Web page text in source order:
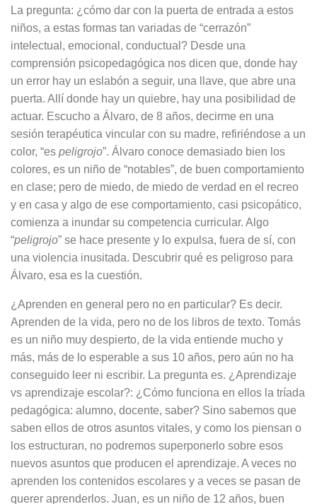
La pregunta: ¿cómo dar con la puerta de entrada a estos
niños, a estas formas tan variadas de “cerrazón”
intelectual, emocional, conductual? Desde una
comprensión psicopedagógica nos dicen que, donde hay
un error hay un eslabón a seguir, una llave, que abre una
puerta. Allí donde hay un quiebre, hay una posibilidad de
actuar. Escucho a Álvaro, de 8 años, decirme en una
sesión terapéutica vincular con su madre, refiriéndose a un
color, “es peligrojo”. Álvaro conoce demasiado bien los
colores, es un niño de “notables”, de buen comportamiento
en clase; pero de miedo, de miedo de verdad en el recreo
y en casa y algo de ese comportamiento, casi psicopático,
comienza a inundar su competencia curricular. Algo
“peligrojo” se hace presente y lo expulsa, fuera de sí, con
una violencia inusitada. Descubrir qué es peligroso para
Álvaro, esa es la cuestión.
¿Aprenden en general pero no en particular? Es decir.
Aprenden de la vida, pero no de los libros de texto. Tomás
es un niño muy despierto, de la vida entiende mucho y
más, más de lo esperable a sus 10 años, pero aún no ha
conseguido leer ni escribir. La pregunta es. ¿Aprendizaje
vs aprendizaje escolar?: ¿Cómo funciona en ellos la tríada
pedagógica: alumno, docente, saber? Sino sabemos que
saben ellos de otros asuntos vitales, y como los piensan o
los estructuran, no podremos superponerlo sobre esos
nuevos asuntos que producen el aprendizaje. A veces no
aprenden los contenidos escolares y a veces se pasan de
querer aprenderlos. Juan, es un niño de 12 años, buen